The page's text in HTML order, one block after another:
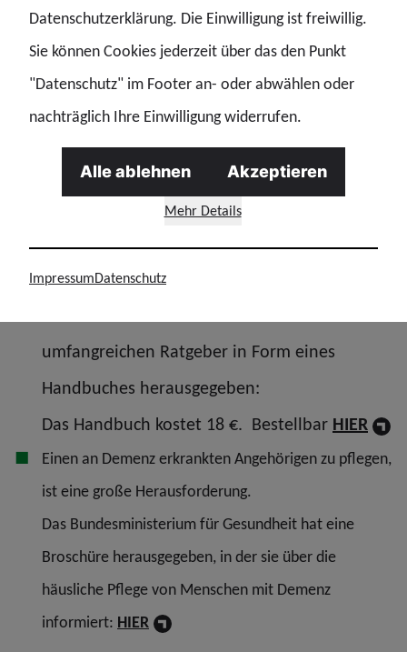
5 - Hinweise der GdP zum Thema Pflege:
Pflegefragen allgemein
für gesetzlich Versicherte: siehe Pflegestützpunkte im
für privat Versicherte: Pflegeberatung durch die
HIER
Bundesweites Pflegetelefon
versicherungsunabhängig
umfangreichen Ratgeber in Form eines
Handbuches herausgegeben:
Das Handbuch kostet 18 €. Bestellbar HIER
Einen an Demenz erkrankten Angehörigen zu pflegen,
ist eine große Herausforderung.
Das Bundesministerium für Gesundheit hat eine
Broschüre herausgegeben, in der sie über die
häusliche Pflege von Menschen mit Demenz
informiert: HIER
Datenschutzerklärung. Die Einwilligung ist freiwillig.
Sie können Cookies jederzeit über das den Punkt
"Datenschutz" im Footer an- oder abwählen oder
nachträglich Ihre Einwilligung widerrufen.
Mehr Details
Alle ablehnen Akzeptieren
ImpressumDatenschutz